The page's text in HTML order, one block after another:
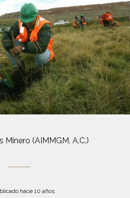
Minero (AIMMGM, A.C.)
hace 10 años